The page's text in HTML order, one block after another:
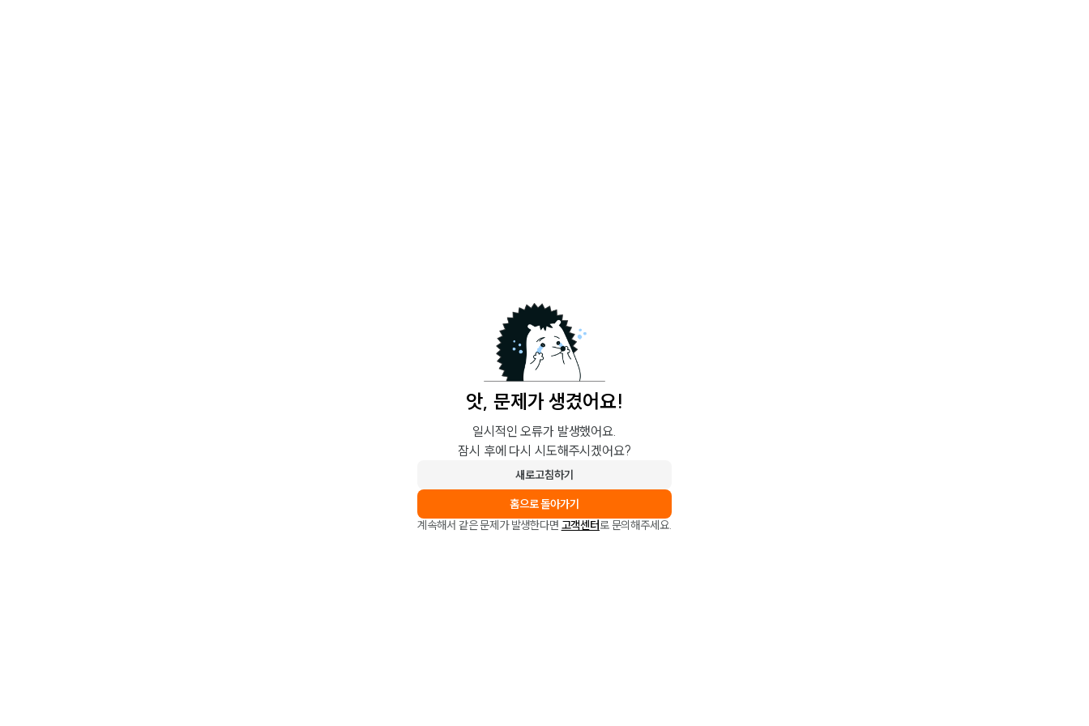
앗, 문제가 생겼어요!
일시적인 오류가 발생했어요.
잠시 후에 다시 시도해주시겠어요?
새로고침하기
홈으로 돌아가기
계속해서 같은 문제가 발생한다면 고객센터로 문의해주세요.